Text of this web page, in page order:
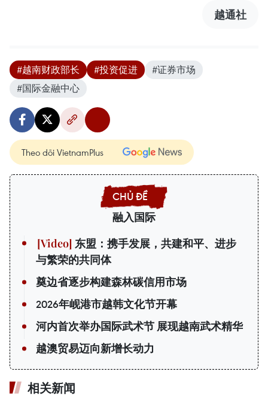
越通社
#越南财政部长 #投资促进
#证券市场
#国际金融中心
Theo dõi VietnamPlus
融入国际
东盟：携手发展，共建和平、进步
与繁荣的共同体
奠边省逐步构建森林碳信用市场
2026年岘港市越韩文化节开幕
河内首次举办国际武术节 展现越南武术精华
越澳贸易迈向新增长动力
相关新闻